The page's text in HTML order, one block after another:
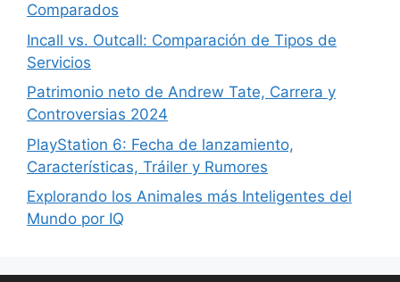
Comparados
Incall vs. Outcall: Comparación de Tipos de
Servicios
Patrimonio neto de Andrew Tate, Carrera y
Controversias 2024
PlayStation 6: Fecha de lanzamiento,
Características, Tráiler y Rumores
Explorando los Animales más Inteligentes del
Mundo por IQ